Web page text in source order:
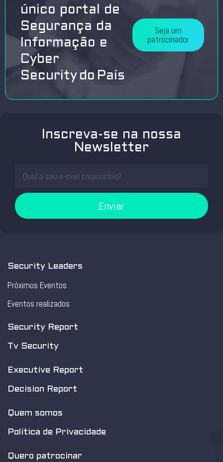
único portal de
Segurança da
Informação e
Cyber
Security do País
Seja um
patrocinador
Inscreva-se na nossa
Newsletter
Enviar
Security Leaders
Próximos Eventos
Eventos realizados
Security Report
Tv Security
Executive Report
Decision Report
Quem somos
Política de Privacidade
Quero patrocinar